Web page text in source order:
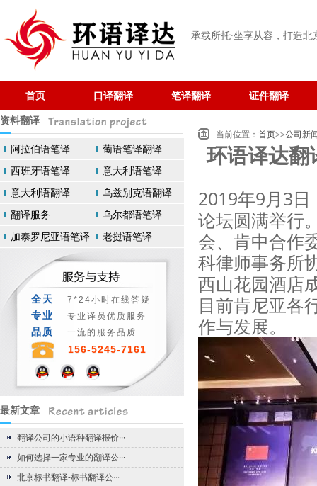
承载所托·坐享从容 ，打造
首页 口译翻译 笔译翻译 证件翻译
当前位置： 首页>>公司新
环语译达翻
2019年9月3
论坛圆满举行
会、肯中合作
科律师事务所
西山花园酒店
目前肯尼亚各
作与发展。
资料翻译
阿拉伯语笔译
葡语笔译翻译
西班牙语笔译
意大利语笔译
意大利语翻译
乌兹别克语翻译
翻译服务
乌尔都语笔译
加泰罗尼亚语笔译
老挝语笔译
全天 7*24小时在线答疑
专业 专业译员优质服务
品质 一流的服务品质
156-5245-7161
最新文章
翻译公司的小语种翻译报价···
如何选择一家专业的翻译公···
北京标书翻译-标书翻译公···